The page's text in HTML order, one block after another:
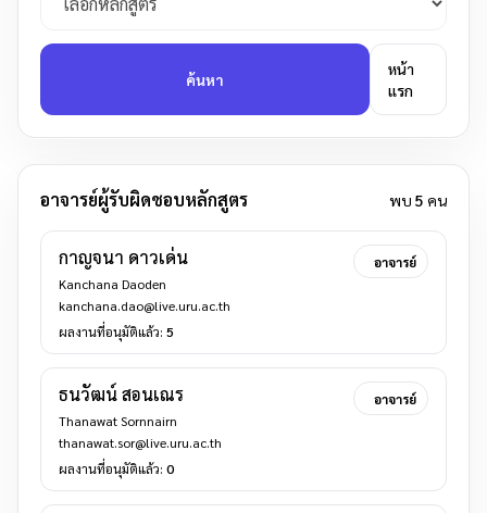
ค้นหา
หน้า
แรก
อาจารย์ผู้รับผิดชอบหลักสูตร พบ 5 คน
กาญจนา ดาวเด่น
Kanchana Daoden
kanchana.dao@live.uru.ac.th
ผลงานที่อนุมัติแล้ว: 5
อาจารย์
ธนวัฒน์ สอนเณร
Thanawat Sornnairn
thanawat.sor@live.uru.ac.th
ผลงานที่อนุมัติแล้ว: 0
อาจารย์